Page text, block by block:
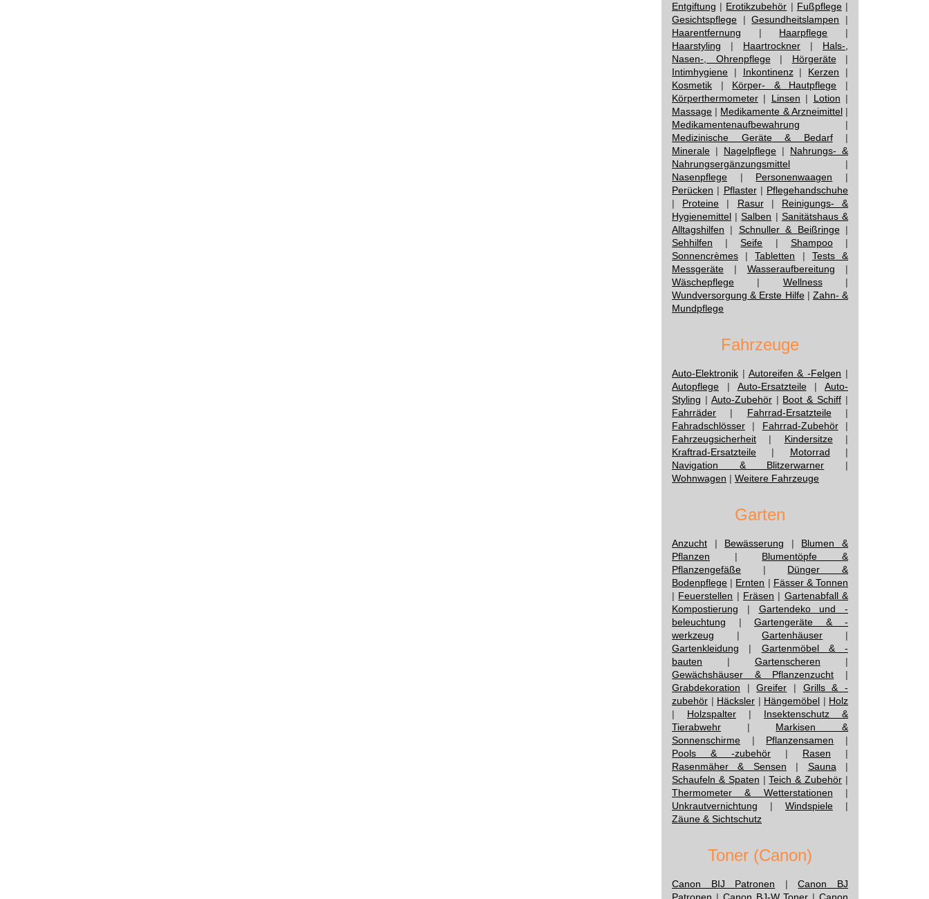
Entgiftung | Erotikzubehör | Fußpflege|
Gesichtspflege |Gesundheitslampen |
Haarentfernung | Haarpflege |
Haarstyling | Haartrockner | Hals-,
Nasen-, Ohrenpflege| Hörgeräte|
Intimhygiene | Inkontinenz| Kerzen |
Kosmetik | Körper- & Hautpflege |
Körperthermometer | Linsen | Lotion |
Massage | Medikamente & Arzneimittel|
Medikamentenaufbewahrung |
Medizinische Geräte & Bedarf|
Minerale | Nagelpflege | Nahrungs- &
Nahrungsergänzungsmittel |
Nasenpflege | Personenwaagen |
Perücken | Pflaster| Pflegehandschuhe
| Proteine | Rasur| Reinigungs- &
Hygienemittel |Salben | Sanitätshaus &
Alltagshilfen | Schnuller & Beißringe|
Sehhilfen |Seife | Shampoo|
Sonnencrèmes |Tabletten | Tests &
Messgeräte | Wasseraufbereitung |
Wäschepflege | Wellness|
Wundversorgung & Erste Hilfe| Zahn- &
Mundpflege
Fahrzeuge
Auto-Elektronik | Autoreifen & -Felgen |
Autopflege | Auto-Ersatzteile| Auto-
Styling | Auto-Zubehör| Boot & Schiff |
Fahrräder | Fahrrad-Ersatzteile|
Fahradschlösser | Fahrrad-Zubehör|
Fahrzeugsicherheit | Kindersitze|
Kraftrad-Ersatzteile | Motorrad |
Navigation & Blitzerwarner |
Wohnwagen | Weitere Fahrzeuge
Garten
Anzucht | Bewässerung | Blumen &
Pflanzen | Blumentöpfe &
Pflanzengefäße | Dünger &
Bodenpflege | Ernten | Fässer & Tonnen
| Feuerstellen | Fräsen | Gartenabfall &
Kompostierung | Gartendeko und -
beleuchtung | Gartengeräte & -
werkzeug |Gartenhäuser |
Gartenkleidung | Gartenmöbel & -
bauten | Gartenscheren |
Gewächshäuser & Pflanzenzucht |
Grabdekoration |Greifer | Grills & -
zubehör | Häcksler | Hängemöbel | Holz
| Holzspalter | Insektenschutz &
Tierabwehr | Markisen &
Sonnenschirme | Pflanzensamen |
Pools & -zubehör | Rasen |
Rasenmäher & Sensen | Sauna |
Schaufeln & Spaten |Teich & Zubehör |
Thermometer & Wetterstationen |
Unkrautvernichtung | Windspiele |
Zäune & Sichtschutz
Toner (Canon)
Canon BIJ Patronen |Canon BJ